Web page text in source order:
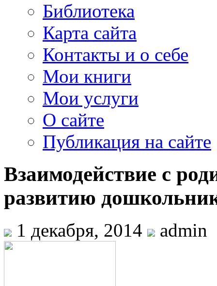
Библиотека
Карта сайта
Контакты и о себе
Мои книги
Мои услуги
О сайте
Публикация на сайте
Взаимодействие с
развитию
1 декабря, 2014 admin